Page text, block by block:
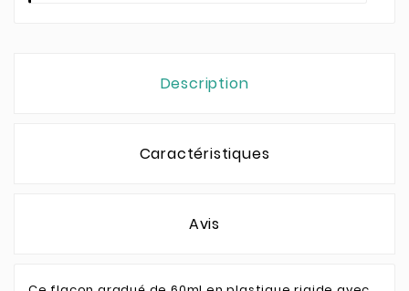
Description
Caractéristiques
Avis